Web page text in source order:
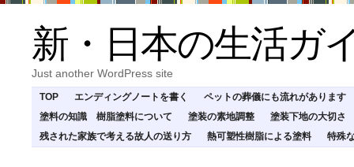
新・日本の生活ガ
Just another WordPress site
TOP エンディングノートを書く
ペットの葬儀にも流れがあります
塗料の知識 樹脂塗料について
塗装の素地調整
塗装下地の大切さ
残された家族で考える故人の送り方
熱可塑性樹脂による塗料 特殊